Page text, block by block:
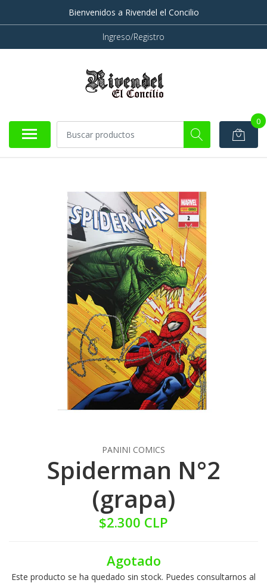
Bienvenidos a Rivendel el Concilio
Ingreso/Registro
0
AGOTADO
PANINI COMICS
Spiderman N°2
(grapa)
$2.300 CLP
Agotado
Este producto se ha quedado sin stock. Puedes consultarnos al